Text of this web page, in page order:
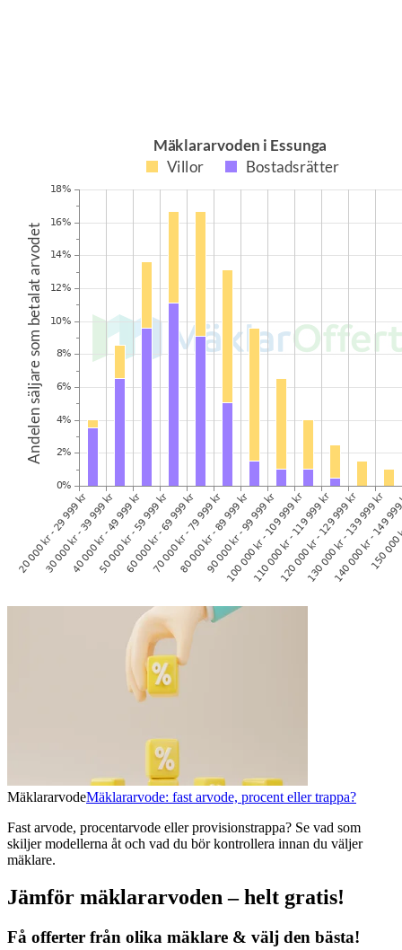
MäklararvodeMäklararvode: fast arvode, procent eller trappa?
Fast arvode, procentarvode eller provisionstrappa? Se vad som
skiljer modellerna åt och vad du bör kontrollera innan du väljer
mäklare.
Jämför mäklararvoden – helt gratis!
Få offerter från olika mäklare & välj den bästa!